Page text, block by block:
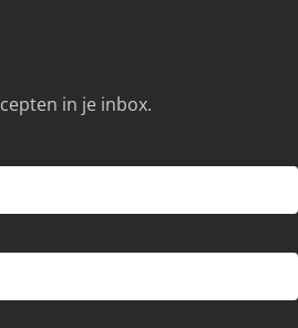
in je inbox.